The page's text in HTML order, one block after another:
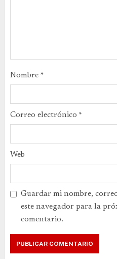
Nombre *
Correo electrónico *
Web
Guardar mi nombre,
este navegador para la
comentario.